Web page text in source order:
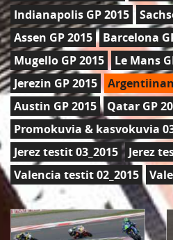
Indianapolis GP 2015
Assen GP 2015
Barcelona
Mugello GP 2015
Le Mans
Jerezin GP 2015
Argentiinan
Austin GP 2015
Qatar GP
Promokuvia & kasvokuvia
Jerez testit 03_2015
Jerez
Valencia testit 02_2015